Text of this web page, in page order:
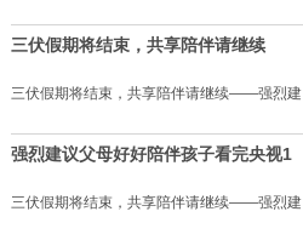
三伏假期将结束，共享陪伴请继续
三伏假期将结束，共享陪伴请继续——强烈建
强烈建议父母好好陪伴孩子看完央视1
三伏假期将结束，共享陪伴请继续——强烈建